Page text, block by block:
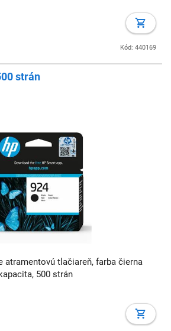
Kód: 440169
strán
atramentovú tlačiareň, farba čierna
500 strán